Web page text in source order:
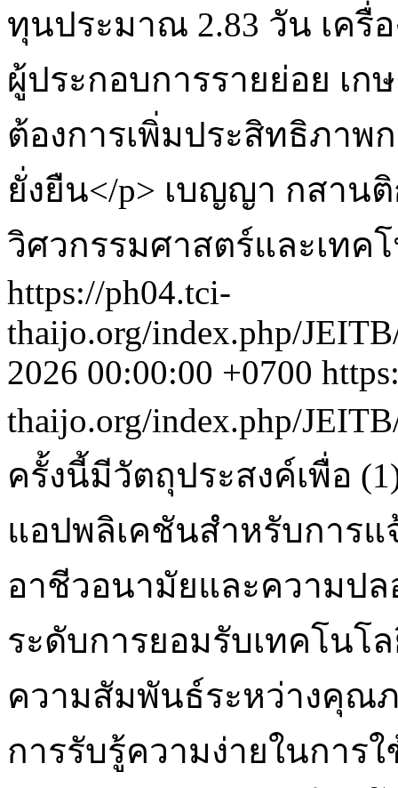
ทุนประมาณ 2.83 วัน เครื่
ผู้ประกอบการรายย่อย เ
ต้องการเพิ่มประสิทธิภาพ
ยั่งยืน</p> เบญญา กสาน
วิศวกรรมศาสตร์และเทค
https://ph04.tci-
thaijo.org/index.php/
2026 00:00:00 +0700
thaijo.org/index.php/
ครั้งนี้มีวัตถุประสงค์เพื่อ
แอปพลิเคชันสำหรับการ
อาชีวอนามัยและความป
ระดับการยอมรับเทคโนโ
ความสัมพันธ์ระหว่างคุณ
การรับรู้ความง่ายในการ